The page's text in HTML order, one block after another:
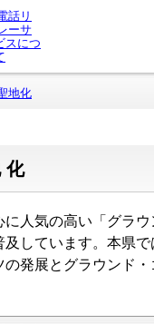
地化
人気の高い「グラウ
しています。本県
発展とグラウンド